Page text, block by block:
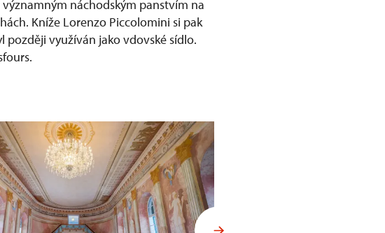
náchodským panstvím na
Kníže Lorenzo Piccolomini si pak
později využíván jako vdovské sídlo.